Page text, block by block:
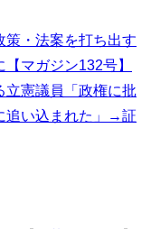
策・法案を打ち出す
マガジン132号】
立憲議員「政権に批
追い込まれた」→証